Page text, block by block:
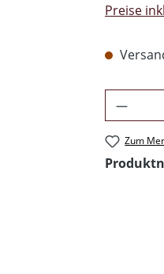
Preise
Zum